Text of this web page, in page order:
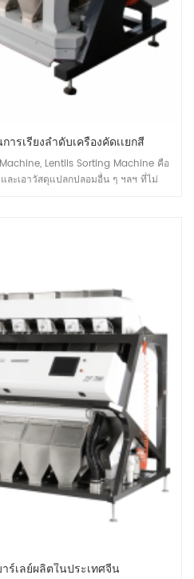
รเรียงลำดับเครื่องคัดเเยกสี
Lentils Sorting Machine คือ
ละเอาวัสดุแปลกปลอมอื่น ๆ ฯลฯ ที่ไม่
ร์เลย์ผลิตในประเทศจีน